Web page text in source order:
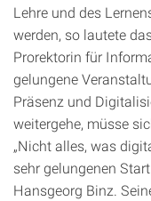
Lehre und des
werden, so lautete
Prorektorin für
gelungene
Präsenz und
weitergehe, müsse
„Nicht alles, was
sehr gelungenen
Hansgeorg Binz.